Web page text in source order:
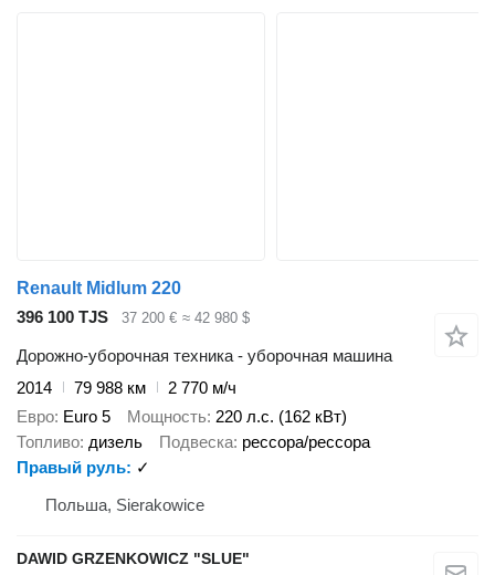
Renault Midlum 220
396 100 TJS
37 200 € ≈ 42 980 $
Дорожно-уборочная техника - уборочная машина
2014
79 988 км
2 770 м/ч
Евро Euro 5 Мощность 220 л.с. (162 кВт)
Топливо дизель Подвеска рессора/рессора
Правый руль
✓
Польша, Sierakowice
DAWID GRZENKOWICZ "SLUE"